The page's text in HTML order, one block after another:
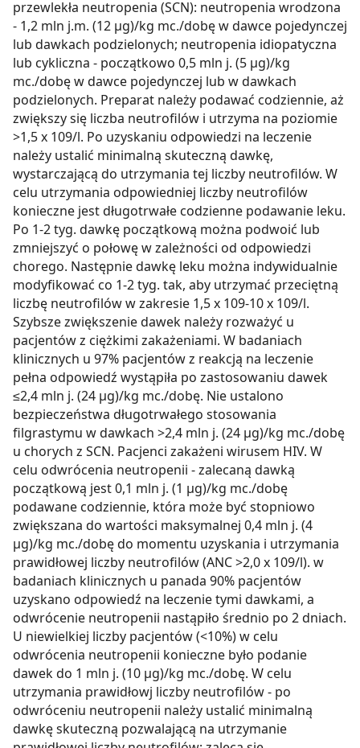
przewlekła neutropenia (SCN): neutropenia wrodzona
- 1,2 mln j.m. (12 µg)/kg mc./dobę w dawce pojedynczej
lub dawkach podzielonych; neutropenia idiopatyczna
lub cykliczna - początkowo 0,5 mln j. (5 µg)/kg
mc./dobę w dawce pojedynczej lub w dawkach
podzielonych. Preparat należy podawać codziennie, aż
zwiększy się liczba neutrofilów i utrzyma na poziomie
>1,5 x 109/l. Po uzyskaniu odpowiedzi na leczenie
należy ustalić minimalną skuteczną dawkę,
wystarczającą do utrzymania tej liczby neutrofilów. W
celu utrzymania odpowiedniej liczby neutrofilów
konieczne jest długotrwałe codzienne podawanie leku.
Po 1-2 tyg. dawkę początkową można podwoić lub
zmniejszyć o połowę w zależności od odpowiedzi
chorego. Następnie dawkę leku można indywidualnie
modyfikować co 1-2 tyg. tak, aby utrzymać przeciętną
liczbę neutrofilów w zakresie 1,5 x 109-10 x 109/l.
Szybsze zwiększenie dawek należy rozważyć u
pacjentów z ciężkimi zakażeniami. W badaniach
klinicznych u 97% pacjentów z reakcją na leczenie
pełna odpowiedź wystąpiła po zastosowaniu dawek
≤2,4 mln j. (24 µg)/kg mc./dobę. Nie ustalono
bezpieczeństwa długotrwałego stosowania
filgrastymu w dawkach >2,4 mln j. (24 µg)/kg mc./dobę
u chorych z SCN. Pacjenci zakażeni wirusem HIV. W
celu odwrócenia neutropenii - zalecaną dawką
początkową jest 0,1 mln j. (1 µg)/kg mc./dobę
podawane codziennie, która może być stopniowo
zwiększana do wartości maksymalnej 0,4 mln j. (4
µg)/kg mc./dobę do momentu uzyskania i utrzymania
prawidłowej liczby neutrofilów (ANC >2,0 x 109/l). w
badaniach klinicznych u panada 90% pacjentów
uzyskano odpowiedź na leczenie tymi dawkami, a
odwrócenie neutropenii nastąpiło średnio po 2 dniach.
U niewielkiej liczby pacjentów (<10%) w celu
odwrócenia neutropenii konieczne było podanie
dawek do 1 mln j. (10 µg)/kg mc./dobę. W celu
utrzymania prawidłowj liczby neutrofilów - po
odwróceniu neutropenii należy ustalić minimalną
dawkę skuteczną pozwalającą na utrzymanie